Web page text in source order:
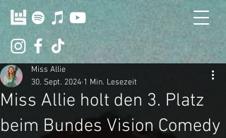
Miss Allie holt den 3. Platz
beim Bundes Vision Comedy
Miss Allie
30. Sept. 2024 1 Min. Lesezeit